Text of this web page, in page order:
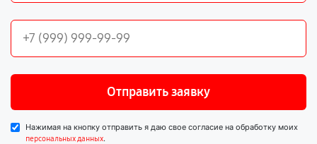
Отправить заявку
Нажимая на кнопку отправить я даю свое согласие на обработку моих
персональных данных.